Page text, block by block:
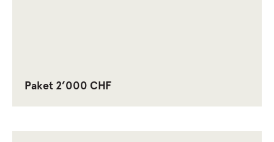
Paket 2’000 CHF